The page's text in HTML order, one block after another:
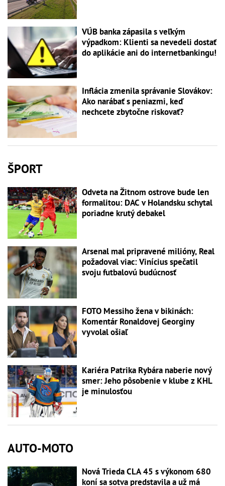
VÚB banka zápasila s veľkým
výpadkom: Klienti sa nevedeli dostať
do aplikácie ani do internetbankingu!
Inflácia zmenila správanie Slovákov:
Ako narábať s peniazmi, keď
nechcete zbytočne riskovať?
ŠPORT
Odveta na Žitnom ostrove bude len
formalitou: DAC v Holandsku schytal
poriadne krutý debakel
Arsenal mal pripravené milióny, Real
požadoval viac: Vinícius spečatil
svoju futbalovú budúcnosť
FOTO Messiho žena v bikinách:
Komentár Ronaldovej Georginy
vyvolal ošiaľ
Kariéra Patrika Rybára naberie nový
smer: Jeho pôsobenie v klube z KHL
je minulosťou
AUTO-MOTO
Nová Trieda CLA 45 s výkonom 680
koní sa sotva predstavila a už má